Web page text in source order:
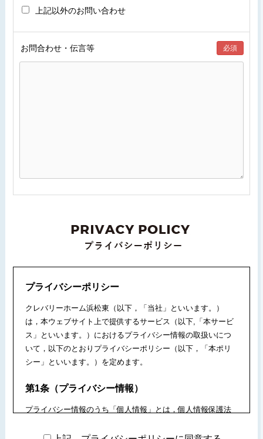
上記以外のお問い合わせ
必須
お問合わせ・伝言等
プライバシーポリシー
クレバリーホーム浜松東（以下，「当社」といいます。）
は，本ウェブサイト上で提供するサービス（以下,「本サービ
ス」といいます。）におけるプライバシー情報の取扱いにつ
いて，以下のとおりプライバシーポリシー（以下，「本ポリ
シー」といいます。）を定めます。
第1条（プライバシー情報）
プライバシー情報のうち「個人情報」とは，個人情報保護法
情報であって，当該情報に含まれる氏名，生年月日，住所，